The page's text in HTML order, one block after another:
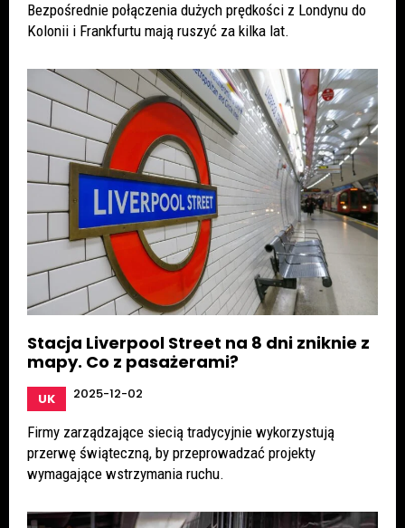
Bezpośrednie połączenia dużych prędkości z Londynu do
Kolonii i Frankfurtu mają ruszyć za kilka lat.
Stacja Liverpool Street na 8 dni zniknie z
mapy. Co z pasażerami?
UK 2025-12-02
Firmy zarządzające siecią tradycyjnie wykorzystują
przerwę świąteczną, by przeprowadzać projekty
wymagające wstrzymania ruchu.